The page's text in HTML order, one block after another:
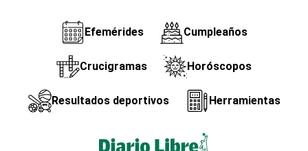
Efemérides Cumpleaños
Crucigramas Horóscopos
Resultados deportivos Herramientas